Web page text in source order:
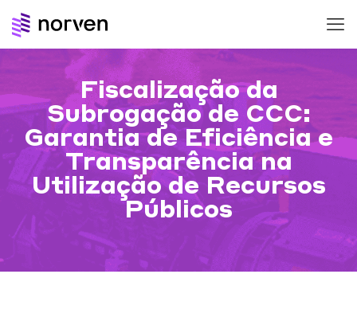
Fiscalização da
Subrogação de CCC:
Garantia de Eficiência e
Transparência na
Utilização de Recursos
Públicos